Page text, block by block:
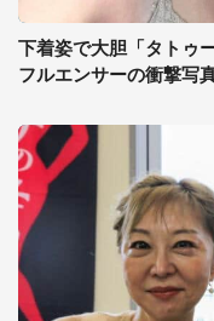
下着姿で大胆「タトゥ
フルエンサーの衝撃写